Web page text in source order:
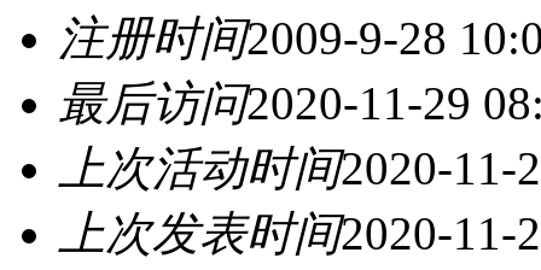
注册时间2009-9-28
最后访问2020-11-29
上次活动时间2020-11-
上次发表时间2020-11-